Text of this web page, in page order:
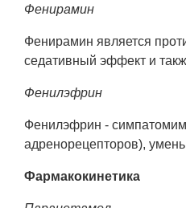
Фенирамин
Фенирамин является
седативный эффект и
Фенилэфрин
Фенилэфрин -
адренорецепторов),
Фармакокинетика